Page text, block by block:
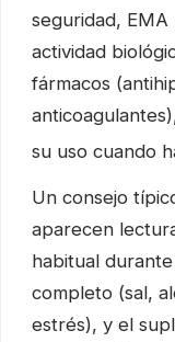
seguridad,
actividad
fármacos
su uso cuando
Un consejo
aparecen
habitual
completo (sal,
estrés), y el